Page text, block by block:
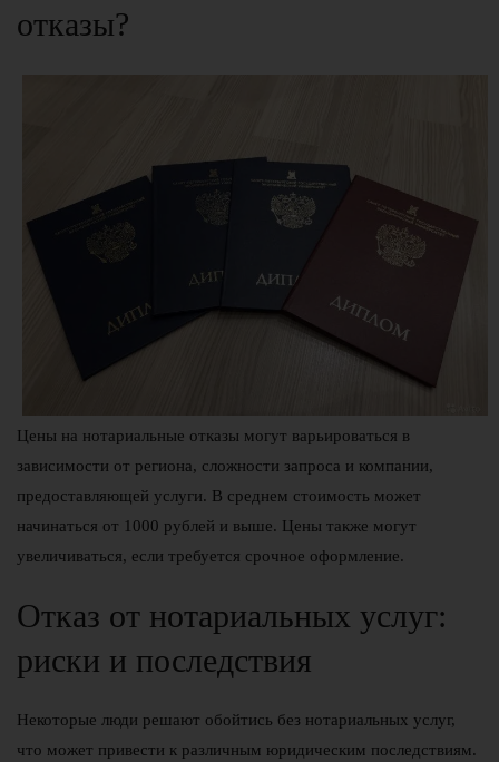
отказы?
Цены на нотариальные отказы могут варьироваться в
зависимости от региона, сложности запроса и компании,
предоставляющей услуги. В среднем стоимость может
начинаться от 1000 рублей и выше. Цены также могут
увеличиваться, если требуется срочное оформление.
Отказ от нотариальных услуг:
риски и последствия
Некоторые люди решают обойтись без нотариальных услуг,
что может привести к различным юридическим последствиям.